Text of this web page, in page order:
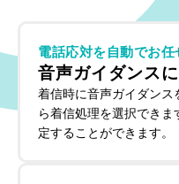
電話応対を自動でお任
音声ガイダンス
着信時に音声ガイダン
ら着信処理を選択でき
定することができます。